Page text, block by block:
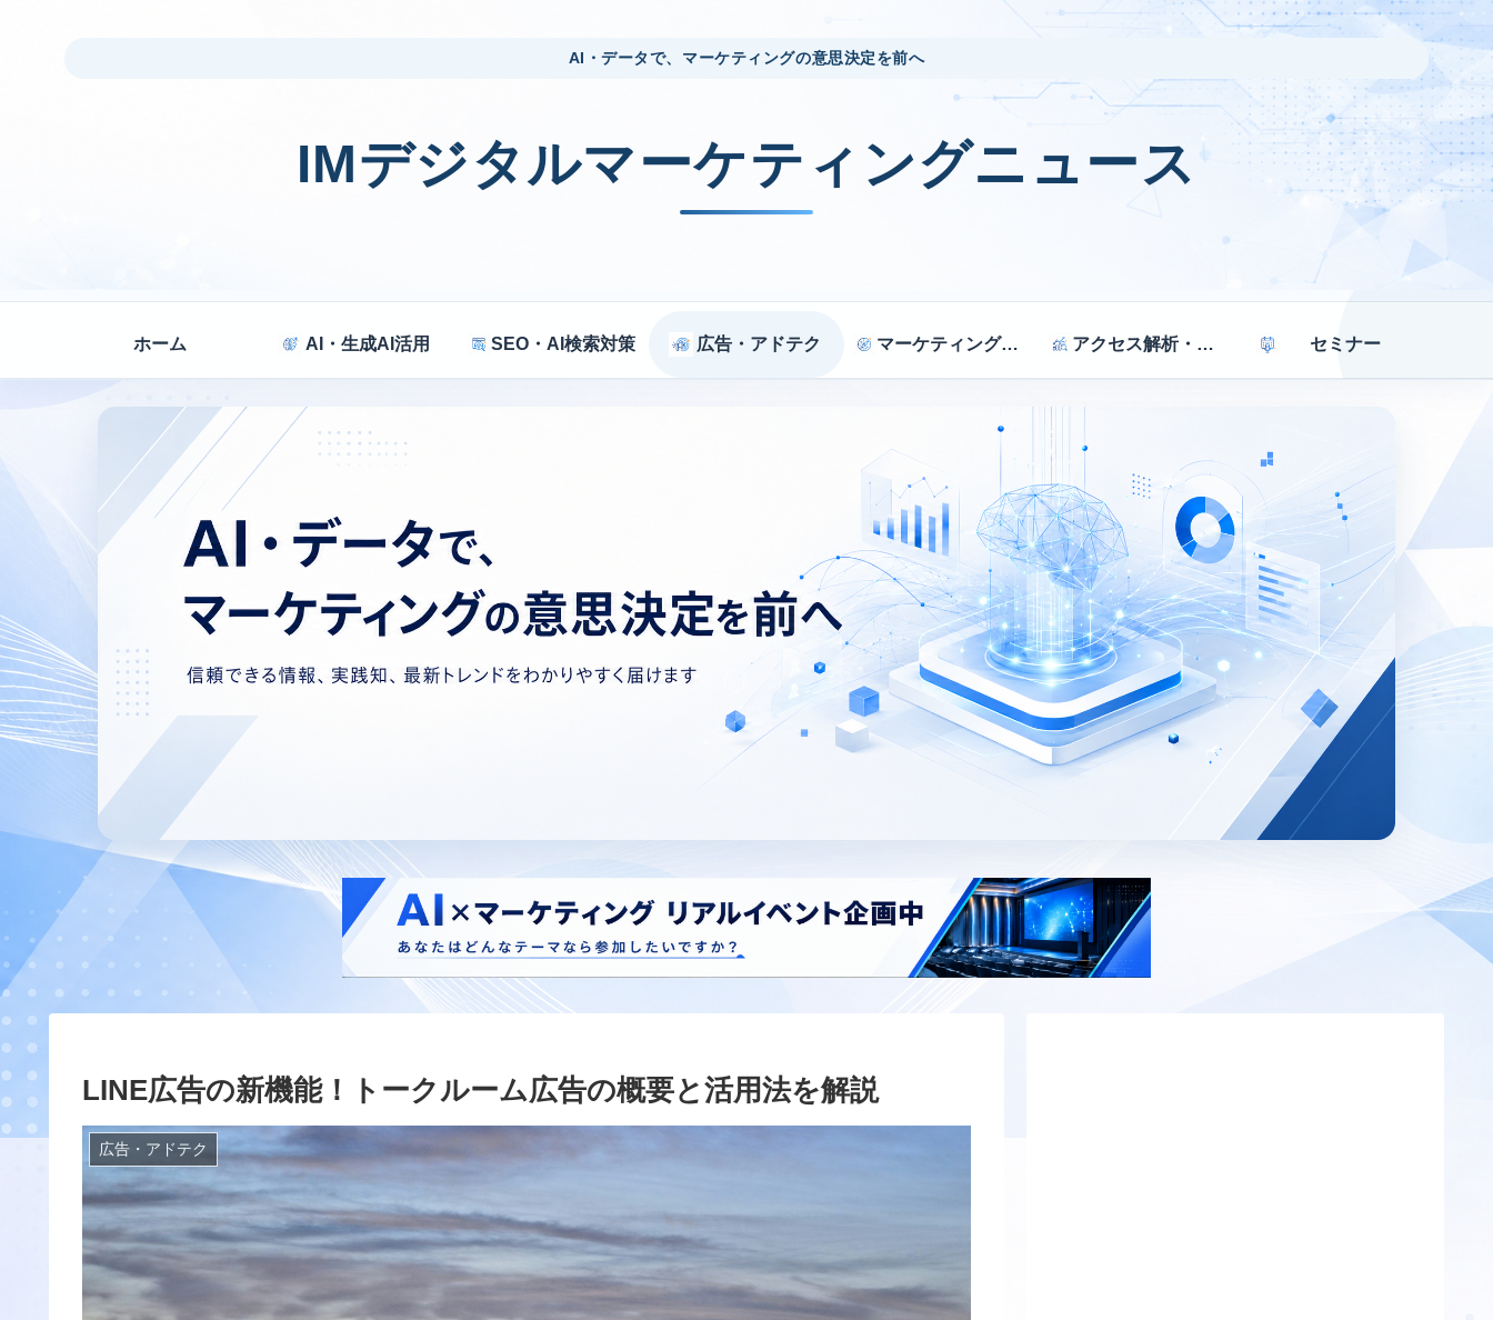
AI・データで、マーケティングの意思決定を前へ
IMデジタルマーケティングニュース
ホーム AI・生成AI活用 SEO・AI検索対策 広告・アドテク マーケティング戦略 アクセス解析・効果測定 セミナー
LINE広告の新機能！トークルーム広告の概要と活用法を解説
広告・アドテク